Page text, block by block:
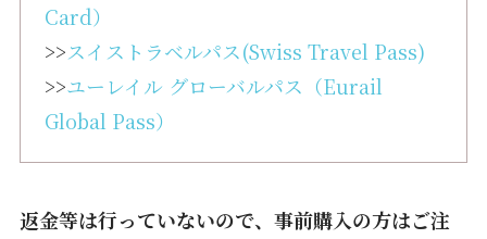
Card）
>>スイストラベルパス(Swiss Travel Pass)
>>ユーレイル グローバルパス（Eurail
Global Pass）
返金等は行っていないので、事前購入の方はご注